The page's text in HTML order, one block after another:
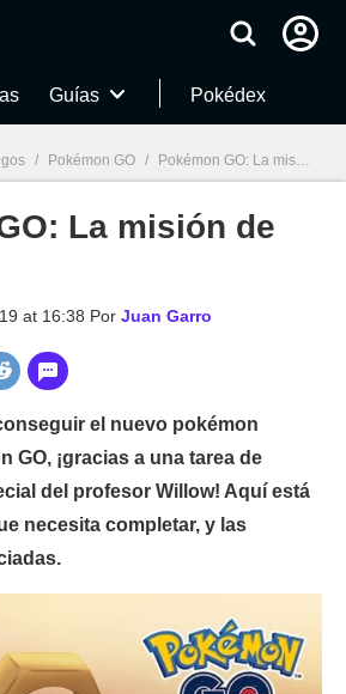
Guías Pokédex
/ Pokémon GO / Pokémon GO: La misión de Meltan
La misión de
at 16:38 Por Juan Garro
el nuevo pokémon
GO, ¡gracias a una tarea de
del profesor Willow! Aquí está
necesita completar, y las